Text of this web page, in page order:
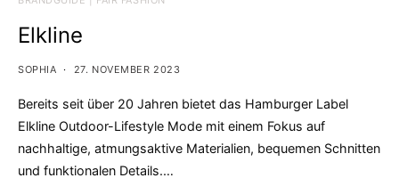
Elkline
SOPHIA 27. NOVEMBER 2023
Bereits seit über 20 Jahren bietet das Hamburger Label
Elkline Outdoor-Lifestyle Mode mit einem Fokus auf
nachhaltige, atmungsaktive Materialien, bequemen Schnitten
und funktionalen Details.…